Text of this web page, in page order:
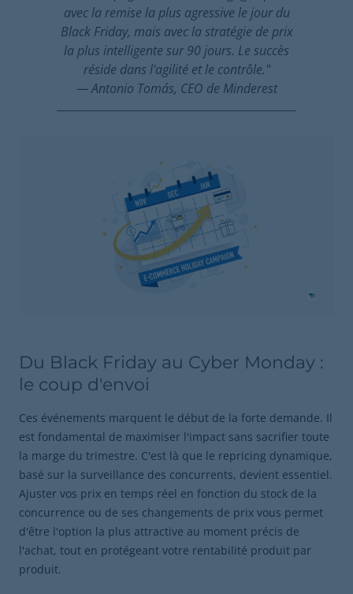
avec la remise la plus agressive le jour du
Black Friday, mais avec la stratégie de prix
la plus intelligente sur 90 jours. Le succès
réside dans l'agilité et le contrôle."
— Antonio Tomás, CEO de Minderest
Du Black Friday au Cyber Monday :
le coup d'envoi
Ces événements marquent le début de la forte demande. Il
est fondamental de maximiser l'impact sans sacrifier toute
la marge du trimestre. C'est là que le repricing dynamique,
basé sur la surveillance des concurrents, devient essentiel.
Ajuster vos prix en temps réel en fonction du stock de la
concurrence ou de ses changements de prix vous permet
d'être l'option la plus attractive au moment précis de
l'achat, tout en protégeant votre rentabilité produit par
produit.